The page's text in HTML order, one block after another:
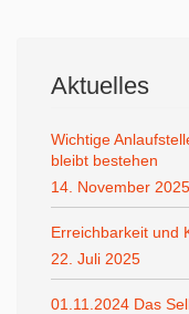
Aktuelles
Wichtige
bleibt bestehen
14. November 2025
Erreichbarkeit und
22. Juli 2025
01.11.2024 Das